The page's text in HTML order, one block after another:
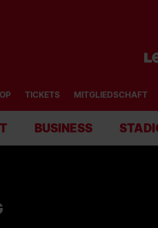
TICKETS MITGLIEDSCHAFT
BUSINESS